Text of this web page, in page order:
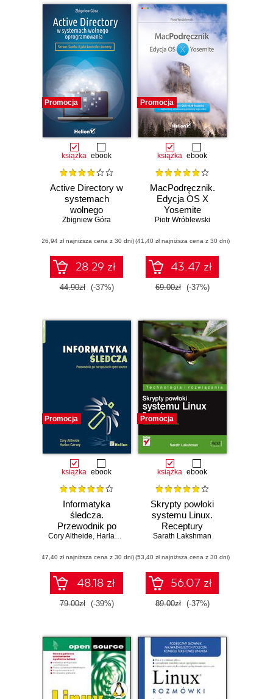
Promocja
książka ebook
Active Directory w
systemach
wolnego
oprogramowania
Zbigniew Góra
(26,94 zł najniższa cena z 30 dni)
28.29 zł
44.90zł (-37%)
Promocja
książka ebook
MacPodręcznik.
Edycja OS X
Yosemite
Piotr Wróblewski
(41,40 zł najniższa cena z 30 dni)
43.47 zł
69.00zł (-37%)
Promocja
książka ebook
Informatyka
śledcza.
Przewodnik po
narzędziach open
Cory Altheide, Harlan Carvey
(47,40 zł najniższa cena z 30 dni)
48.18 zł
79.00zł (-39%)
Promocja
książka ebook
Skrypty powłoki
systemu Linux.
Receptury
Sarath Lakshman
(53,40 zł najniższa cena z 30 dni)
56.07 zł
89.00zł (-37%)